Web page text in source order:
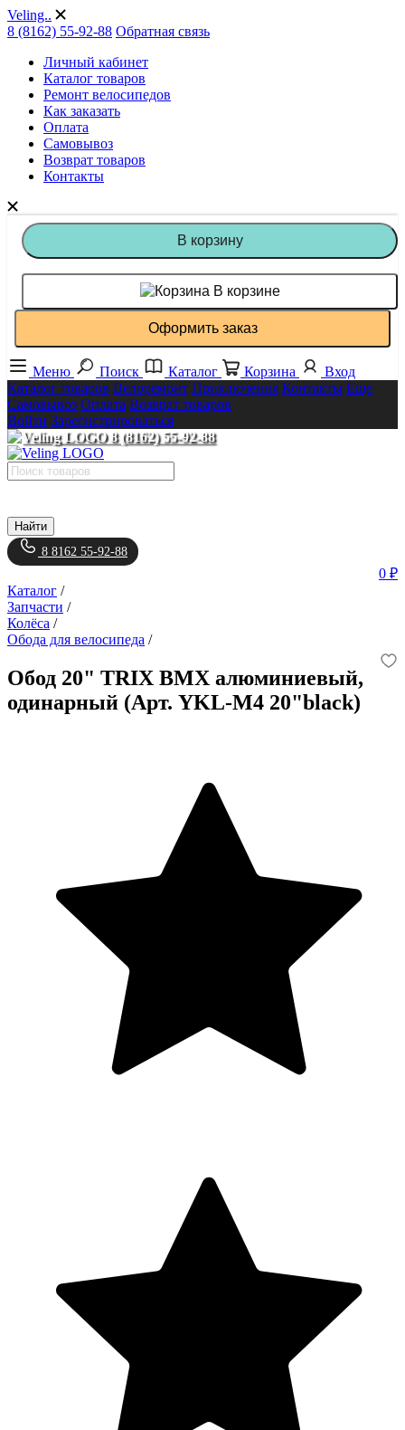
Veling..
8 (8162) 55-92-88 Обратная связь
Личный кабинет
Каталог товаров
Ремонт велосипедов
Как заказать
Оплата
Самовывоз
Возврат товаров
Контакты
В корзину
В корзине
Оформить заказ
Меню Поиск Каталог Корзина
Вход
Каталог товаров Велоремонт Приключения Контакты Еще
Самовывоз Оплата Возврат товаров
Войти Зарегистрироваться
8 (8162) 55-92-88
Найти
8 8162 55-92-88
0 ₽
Каталог /
Запчасти /
Колёса /
Обода для велосипеда /
Обод 20" TRIX BMX алюминиевый,
одинарный (Арт. YKL-M4 20"black)